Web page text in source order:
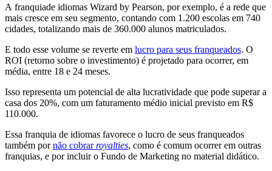
A franquiade idiomas Wizard by Pearson, por exemplo, é a rede que
mais cresce em seu segmento, contando com 1.200 escolas em 740
cidades, totalizando mais de 360.000 alunos matriculados.
E todo esse volume se reverte em lucro para seus franqueados. O
ROI (retorno sobre o investimento) é projetado para ocorrer, em
média, entre 18 e 24 meses.
Isso representa um potencial de alta lucratividade que pode superar a
casa dos 20%, com um faturamento médio inicial previsto em R$
110.000.
Essa franquia de idiomas favorece o lucro de seus franqueados
também pornão cobrarroyalties, como é comum ocorrer em outras
franquias, e por incluir o Fundo de Marketing no material didático.